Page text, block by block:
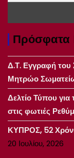
Δ.Τ. Εγγραφή του
Μητρώο
Δελτίο Τύπου
στις φωτιές
ΚΥΠΡΟΣ, 52
20 Ιουλίου, 2026